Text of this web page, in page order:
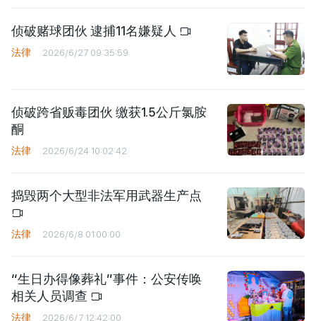
侦破赌球团伙 逮捕11名嫌疑人
法律 2026/6/27 09:35:59
侦破跨省贩毒团伙 缴获1.5公斤氯胺
酮
法律 2026/6/24 10:02:42
捣毁两个大型非法军用武器生产点
法律 2026/6/8 01:00:00
“生日办得像葬礼”事件：公安传唤
相关人员调查
法律 2026/6/7 12:42:00